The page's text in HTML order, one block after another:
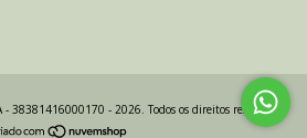
- 38381416000170 - 2026. Todos os direitos reservados.